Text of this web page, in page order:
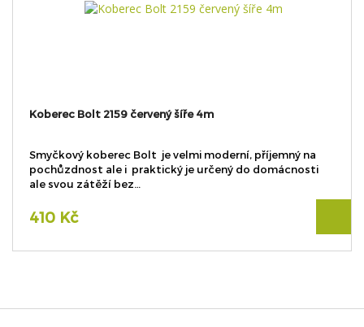
Koberec Bolt 2159 červený šíře 4m
Smyčkový koberec Bolt je velmi moderní, příjemný na
pochůzdnost ale i praktický je určený do domácnosti
ale svou zátěží bez…
410 Kč